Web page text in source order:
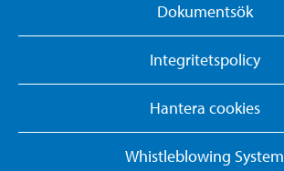
Dokumentsök
Integritetspolicy
Hantera cookies
Whistleblowing System